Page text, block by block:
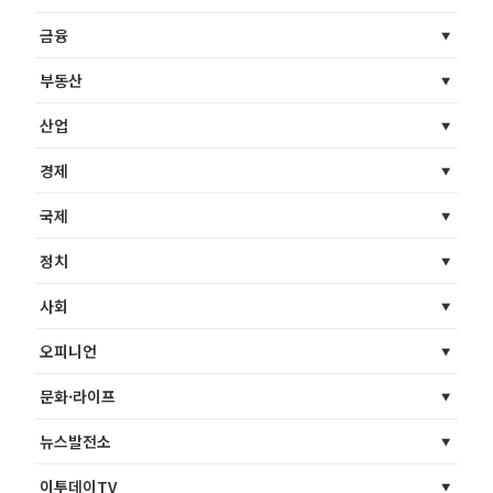
금융
부동산
산업
경제
국제
정치
사회
오피니언
문화·라이프
뉴스발전소
이투데이TV